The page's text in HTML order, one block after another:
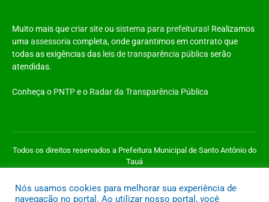
Muito mais quecriar siteou sistema para prefeituras! Realizamos
uma assessoria completa, onde garantimos em contrato que
todas as exigências das leis de transparência pública serão
atendidas.
Conheça o PNTPe o Radar da Transparência Pública
Todos os direitos reservados a Prefeitura Municipal de Santo Antônio do
Tauá
Mapa do Site Acessar Área Administrativa Acessar o Webmail
Nós usamos cookies para melhorar sua experiência de
navegação no portal. Ao utilizar nosso portal, você